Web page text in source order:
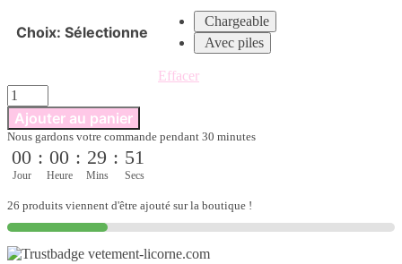
Choix: Sélectionne
Chargeable
Avec piles
Effacer
quantité
de
Déguisement
licorne
bandeau
lumineux
corne
enchantée
Ajouter au panier
Nous gardons votre commande pendant 30 minutes
00
Jour
: 00
Heure
: 29
Mins
: 50
Secs
26 produits viennent d'être ajouté sur la boutique !